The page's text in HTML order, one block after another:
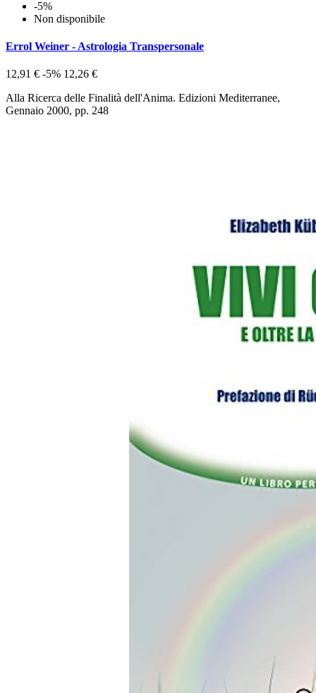
-5%
Non disponibile
Errol Weiner - Astrologia Transpersonale
12,91 € -5% 12,26 €
Alla Ricerca delle Finalità dell'Anima. Edizioni Mediterranee,
Gennaio 2000, pp. 248